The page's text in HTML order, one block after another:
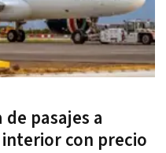
pasajes a
con precio